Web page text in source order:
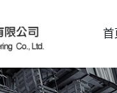
首